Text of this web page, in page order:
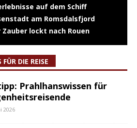
auf dem Schiff
am Romsdalsfjord
lockt nach Rouen
DIE REISE
Prahlhanswissen für
2026